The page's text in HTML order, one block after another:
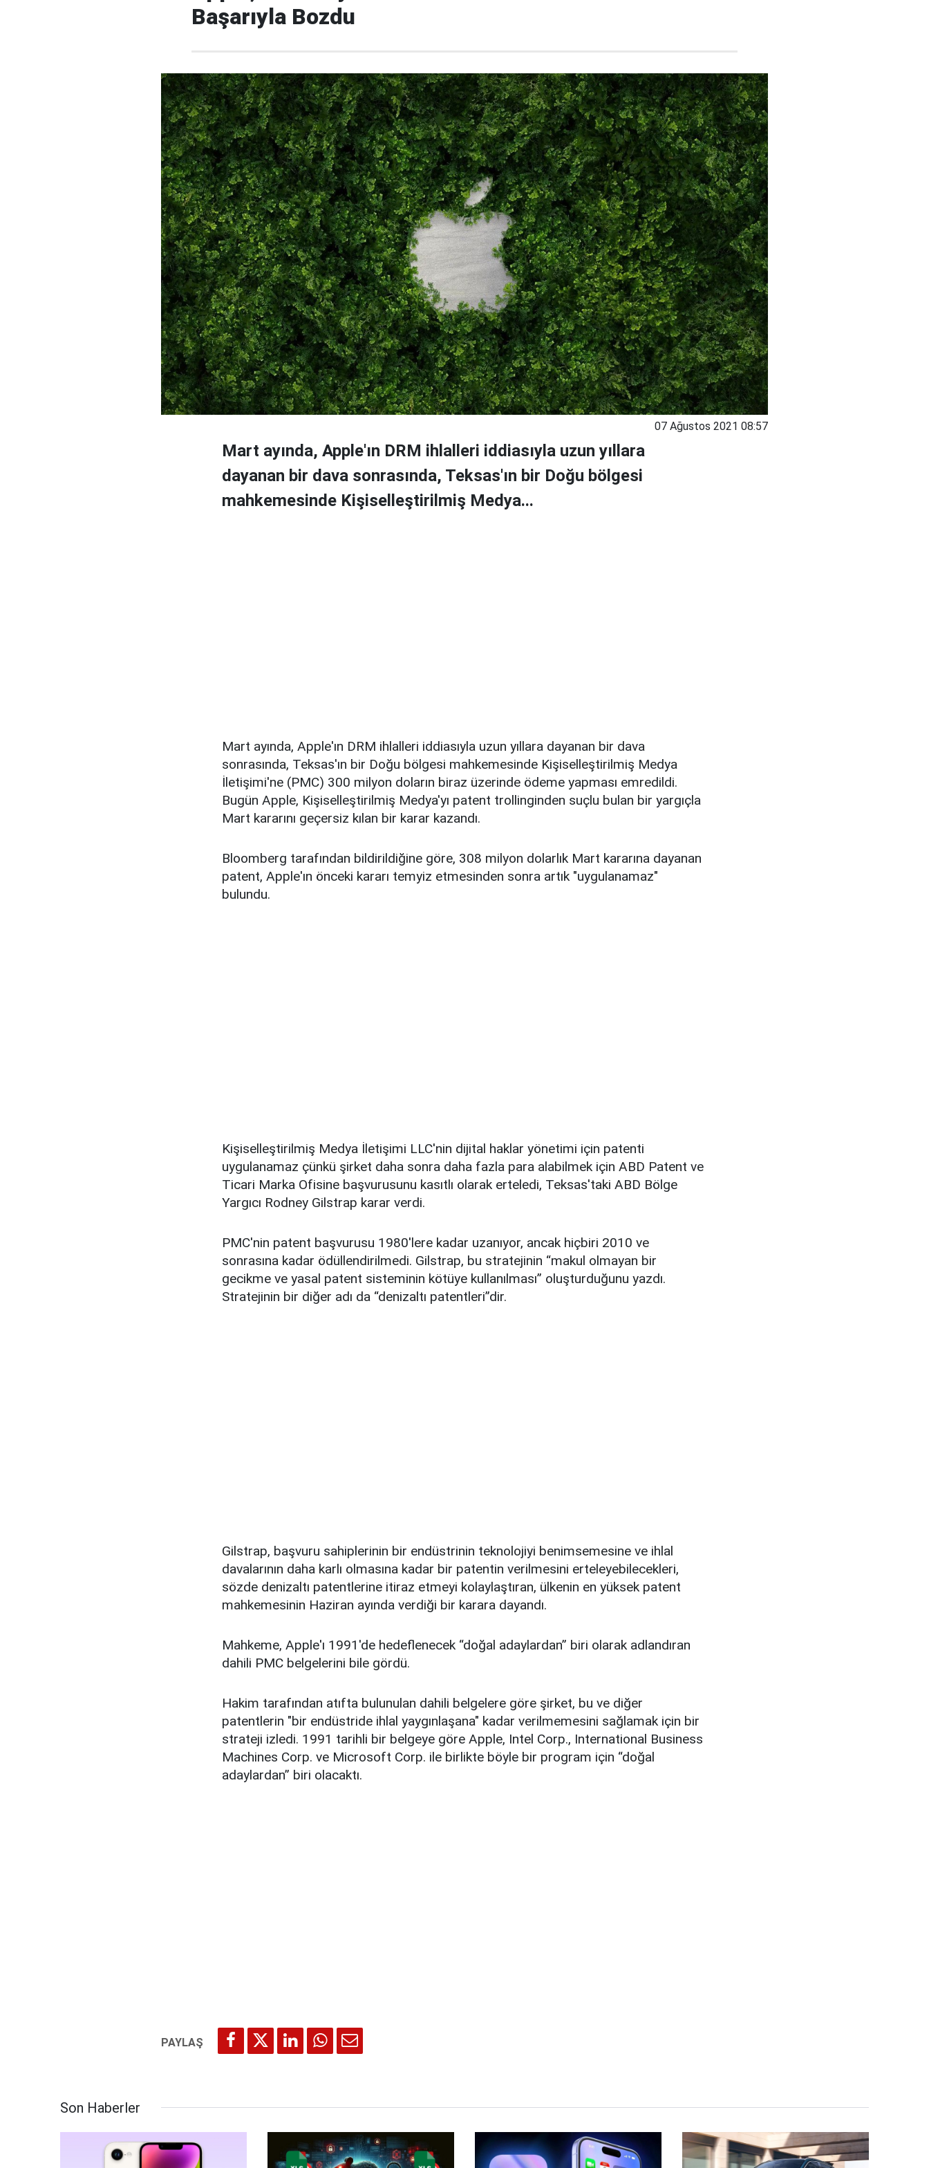
Başarıyla Bozdu
07 Ağustos 2021 08:57
Mart ayında, Apple'ın DRM ihlalleri iddiasıyla uzun yıllara
dayanan bir dava sonrasında, Teksas'ın bir Doğu bölgesi
mahkemesinde Kişiselleştirilmiş Medya...
Mart ayında, Apple'ın DRM ihlalleri iddiasıyla uzun yıllara dayanan bir dava
sonrasında, Teksas'ın bir Doğu bölgesi mahkemesinde Kişiselleştirilmiş Medya
İletişimi'ne (PMC) 300 milyon doların biraz üzerinde ödeme yapması emredildi.
Bugün Apple, Kişiselleştirilmiş Medya'yı patent trollinginden suçlu bulan bir yargıçla
Mart kararını geçersiz kılan bir karar kazandı.
Bloomberg tarafından bildirildiğine göre, 308 milyon dolarlık Mart kararına dayanan
patent, Apple'ın önceki kararı temyiz etmesinden sonra artık "uygulanamaz"
bulundu.
Kişiselleştirilmiş Medya İletişimi LLC'nin dijital haklar yönetimi için patenti
uygulanamaz çünkü şirket daha sonra daha fazla para alabilmek için ABD Patent ve
Ticari Marka Ofisine başvurusunu kasıtlı olarak erteledi, Teksas'taki ABD Bölge
Yargıcı Rodney Gilstrap karar verdi.
PMC'nin patent başvurusu 1980'lere kadar uzanıyor, ancak hiçbiri 2010 ve
sonrasına kadar ödüllendirilmedi. Gilstrap, bu stratejinin “makul olmayan bir
gecikme ve yasal patent sisteminin kötüye kullanılması” oluşturduğunu yazdı.
Stratejinin bir diğer adı da “denizaltı patentleri”dir.
Gilstrap, başvuru sahiplerinin bir endüstrinin teknolojiyi benimsemesine ve ihlal
davalarının daha karlı olmasına kadar bir patentin verilmesini erteleyebilecekleri,
sözde denizaltı patentlerine itiraz etmeyi kolaylaştıran, ülkenin en yüksek patent
mahkemesinin Haziran ayında verdiği bir karara dayandı.
Mahkeme, Apple'ı 1991'de hedeflenecek “doğal adaylardan” biri olarak adlandıran
dahili PMC belgelerini bile gördü.
Hakim tarafından atıfta bulunulan dahili belgelere göre şirket, bu ve diğer
patentlerin "bir endüstride ihlal yaygınlaşana" kadar verilmemesini sağlamak için bir
strateji izledi. 1991 tarihli bir belgeye göre Apple, Intel Corp., International Business
Machines Corp. ve Microsoft Corp. ile birlikte böyle bir program için “doğal
adaylardan” biri olacaktı.
Son Haberler